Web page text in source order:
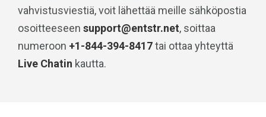
vahvistusviestiä, voit lähettää meille sähköpostia
osoitteeseen support@entstr.net, soittaa
numeroon +1-844-394-8417tai ottaa yhteyttä
Live Chatin kautta.